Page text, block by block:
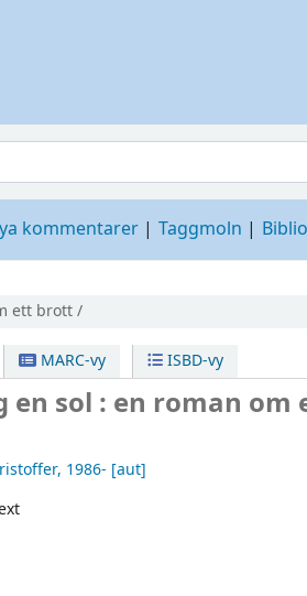
kommentarer Taggmoln
ett brott /
MARC-vy ISBD-vy
en sol : en roman
, 1986- [aut]